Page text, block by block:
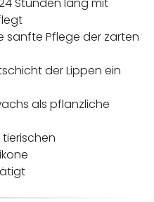
sanfte Pflege der zarten
der Lippen ein
als pflanzliche